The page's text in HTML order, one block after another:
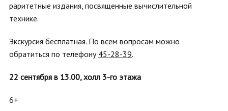
раритетные издания, посвященные вычислительной
технике.
Экскурсия бесплатная. По всем вопросам можно
обратиться по телефону 45-28-39.
22 сентября в 13.00, холл 3-го этажа
6+